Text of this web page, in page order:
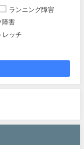
ランニング障害
障害
レッチ